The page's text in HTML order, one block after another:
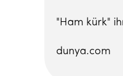
"Ham kürk"
dunya.com